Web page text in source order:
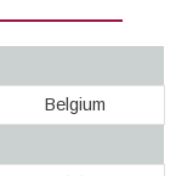
Belgium